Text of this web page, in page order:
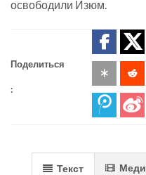
освободили Изюм.
Поделиться
:
Текст